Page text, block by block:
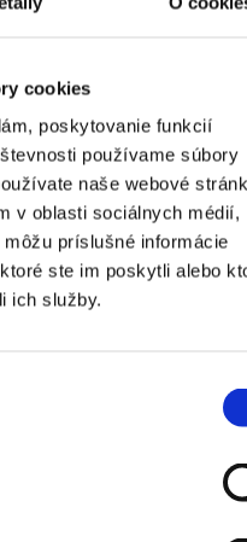
cookies
poskytovanie funkcií
používame súbory
naše webové
v oblasti sociálnych médií,
príslušné informácie
ste im poskytli alebo
ich služby.